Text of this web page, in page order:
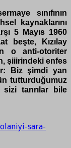
sınıfının
kaynaklarını
5 Mayıs 1960
beşte, Kızılay
o anti-otoriter
şiiirindeki enfes
Biz şimdi yan
tutturduğumuz
tanrılar bile
sara-